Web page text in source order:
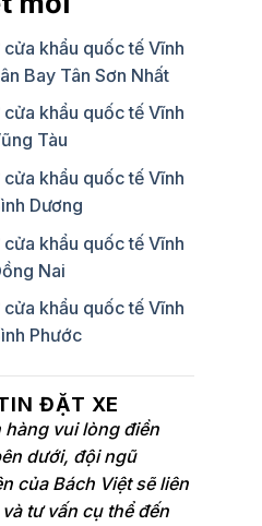
khẩu quốc tế Vĩnh
Bay Tân Sơn Nhất
khẩu quốc tế Vĩnh
Tàu
khẩu quốc tế Vĩnh
Dương
khẩu quốc tế Vĩnh
Nai
khẩu quốc tế Vĩnh
Phước
ĐẶT XE
hàng vui lòng điền
dưới, đội ngũ
của Bách Việt sẽ liên
tư vấn cụ thể đến